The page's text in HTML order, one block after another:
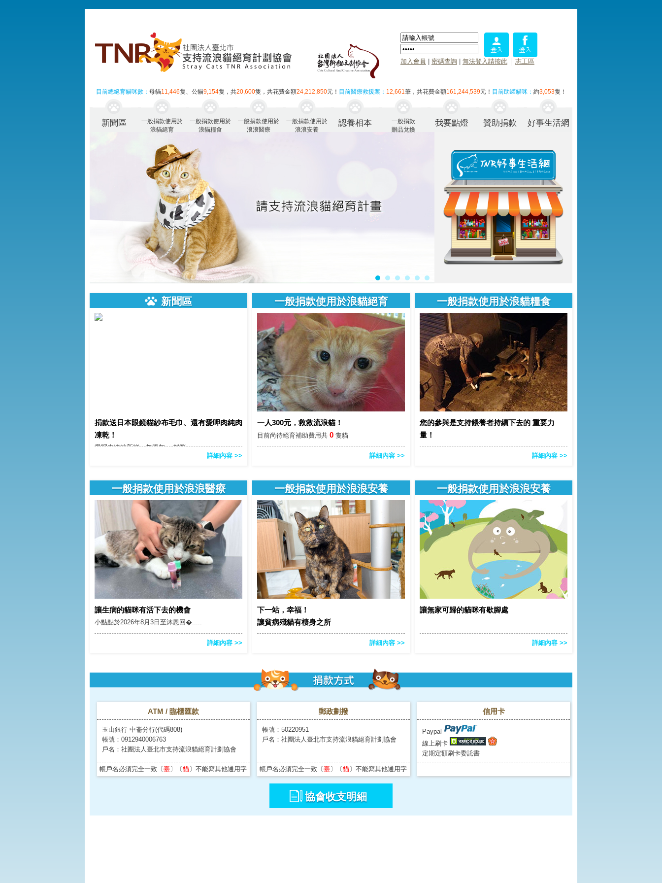
加入會員 密碼查詢| 無法登入請按此│ 志工區
目前總絕育貓咪數： 母貓11,446隻、公貓9,154隻，共20,600隻，共花費金額24,212,850元！ 目前醫療救援案： 12,661筆，共花費金額161,244,539元！ 目前助罐貓咪： 約3,053隻！
新聞區
一般捐款使用於
浪貓絕育
一般捐款使用於
浪貓糧食
一般捐款使用於
浪浪醫療
一般捐款使用於
浪浪安養
認養相本
一般捐款
贈品兌換
我要點燈 贊助捐款 好事生活網
新聞區
捐款送日本眼鏡貓紗布毛巾、還有愛呷肉純肉
凍乾！
愛呷肉凍乾新鮮、無添加， 貓咪...
詳細內容 >>
一般捐款使用於浪貓絕育
一人300元，救救流浪貓！
目前尚待絕育補助費用共 0 隻貓
詳細內容 >>
一般捐款使用於浪貓糧食
您的參與是支持餵養者持續下去的 重要力
量！
詳細內容 >>
一般捐款使用於浪浪醫療
讓生病的貓咪有活下去的機會
小點點於2026年8月3日至沐恩回�.....
詳細內容 >>
一般捐款使用於浪浪安養
下一站，幸福！
讓貧病殘貓有棲身之所
詳細內容 >>
一般捐款使用於浪浪安養
讓無家可歸的貓咪有歇腳處
詳細內容 >>
ATM / 臨櫃匯款
玉山銀行 中崙分行(代碼808)
帳號：0912940006763
戶名：社團法人臺北市支持流浪貓絕育計劃協會
帳戶名必須完全一致〔臺〕〔貓〕不能寫其他通用字
郵政劃撥
帳號：50220951
戶名：社團法人臺北市支持流浪貓絕育計劃協會
帳戶名必須完全一致〔臺〕〔貓〕不能寫其他通用字
信用卡
Paypal
線上刷卡
定期定額刷卡委託書
協會收支明細